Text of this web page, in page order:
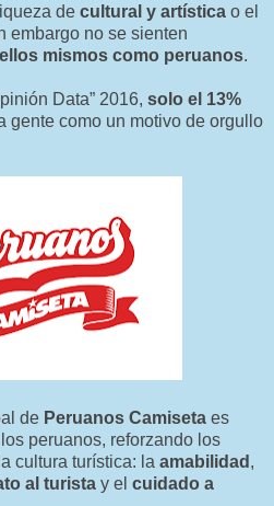
de cultural y artística o el
embargo no se sienten
ellos mismos como peruanos.
Data” 2016, solo el 13%
gente como un motivo de orgullo
de Peruanos Camiseta es
peruanos, reforzando los
cultura turística: la amabilidad ,
al turista y el cuidado a